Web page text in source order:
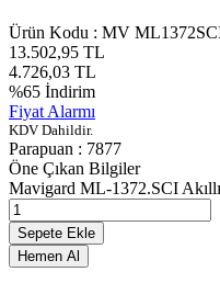
Ürün Kodu : MV
13.502,95 TL
4.726,03 TL
%65 İndirim
Fiyat Alarmı
KDV Dahildir.
Parapuan : 7877
Öne Çıkan Bilgiler
Mavigard ML-1372.SCI
Sepete Ekle
Hemen Al